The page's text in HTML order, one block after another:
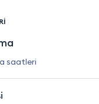
saatleri